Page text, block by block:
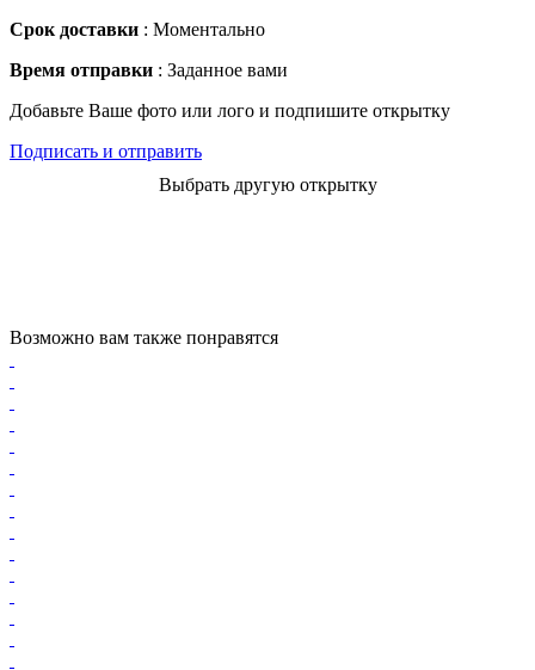
Срок доставки : Моментально
Время отправки : Заданное вами
Добавьте Ваше фото или лого и подпишите открытку
Подписать и отправить
Выбрать другую открытку
Возможно вам также понравятся